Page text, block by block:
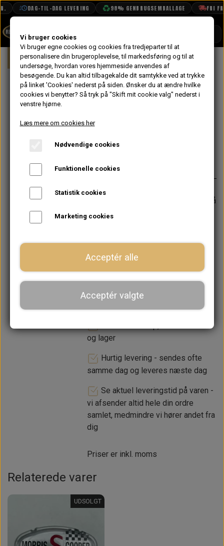
DAG-TIL-DAG LEVERING 98% GENBRUGSEMBALLAGE FRI
BOOK TID
PROJEKTER
TEKNISK DATA
VANDPOLERING
Forside Mini Eksteriør Emblemer
På lager
Krom Ramme
Cooper S Mk2
252,00 kr.
Varenummer: ALA6519
Varen er på
lager. 1-2 dages leveringstid
− +
LÆG I KURV
og lager
Hurtig levering - sendes ofte
samme dag og leveres næste dag
Se aktuel leveringstid på varen -
vi afsender altid hele din ordre
samlet, medmindre vi hører andet fra
dig
Priser er inkl. moms
Relaterede varer
UDSOLGT
Vi bruger cookies
Vi bruger egne cookies og cookies fra tredjeparter til at
personalisere din brugeroplevelse, til markedsføring og til at
undersøge, hvordan vores hjemmeside anvendes af
besøgende. Du kan altid tilbagekalde dit samtykke ved at trykke
på linket 'Cookies' nederst på siden. Ønsker du at ændre hvilke
cookies vi benytter? Så tryk på "Skift mit cookie valg" nederst i
venstre hjørne.
Læs mere om cookies her
Nødvendige cookies
Funktionelle cookies
Statistik cookies
Marketing cookies
Acceptér alle
Acceptér valgte